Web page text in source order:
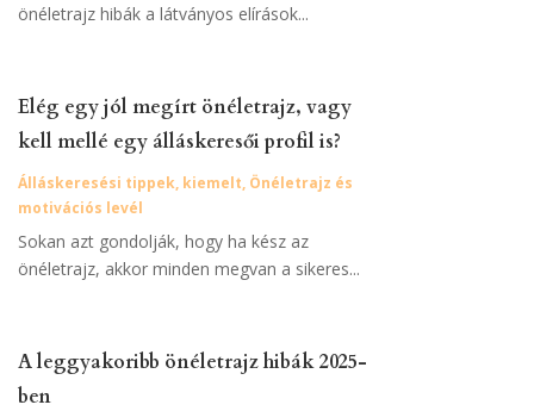
önéletrajz hibák a látványos elírások...
Elég egy jól megírt önéletrajz, vagy
kell mellé egy álláskeresői profil is?
Álláskeresési tippek, kiemelt, Önéletrajz és
motivációs levél
Sokan azt gondolják, hogy ha kész az
önéletrajz, akkor minden megvan a sikeres...
A leggyakoribb önéletrajz hibák 2025-
ben